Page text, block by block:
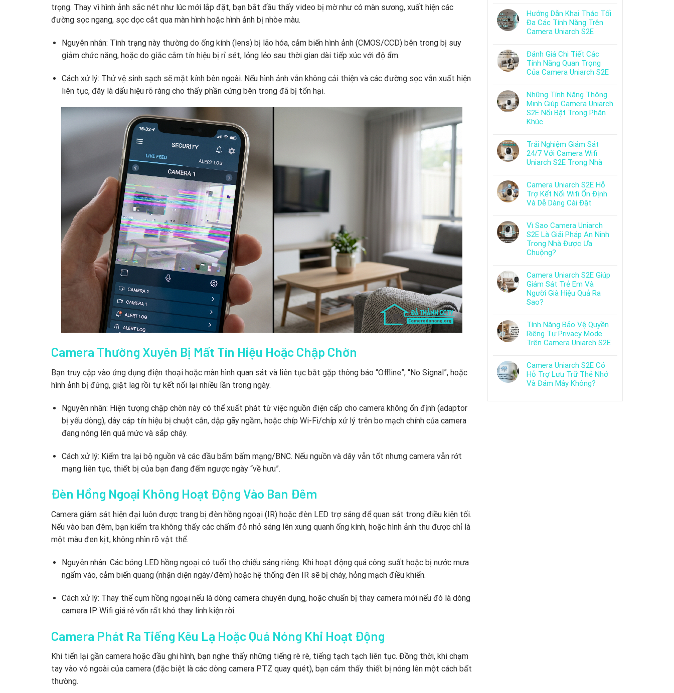
trọng. Thay vì hình ảnh sắc nét như lúc mới lắp đặt, bạn bắt đầu thấy video bị mờ như có màn sương, xuất hiện các
đường sọc ngang, sọc dọc cắt qua màn hình hoặc hình ảnh bị nhòe màu.
Nguyên nhân: Tình trạng này thường do ống kính (lens) bị lão hóa, cảm biến hình ảnh (CMOS/CCD) bên trong bị suy
giảm chức năng, hoặc do giắc cắm tín hiệu bị rỉ sét, lỏng lẻo sau thời gian dài tiếp xúc với độ ẩm.
Cách xử lý: Thử vệ sinh sạch sẽ mặt kính bên ngoài. Nếu hình ảnh vẫn không cải thiện và các đường sọc vẫn xuất hiện
liên tục, đây là dấu hiệu rõ ràng cho thấy phần cứng bên trong đã bị tổn hại.
Camera Thường Xuyên Bị Mất Tín Hiệu Hoặc Chập Chờn
Bạn truy cập vào ứng dụng điện thoại hoặc màn hình quan sát và liên tục bắt gặp thông báo “Offline”, “No Signal”, hoặc
hình ảnh bị đứng, giật lag rồi tự kết nối lại nhiều lần trong ngày.
Nguyên nhân: Hiện tượng chập chờn này có thể xuất phát từ việc nguồn điện cấp cho camera không ổn định (adaptor
bị yếu dòng), dây cáp tín hiệu bị chuột cắn, dập gãy ngầm, hoặc chíp Wi-Fi/chíp xử lý trên bo mạch chính của camera
đang nóng lên quá mức và sắp cháy.
Cách xử lý: Kiểm tra lại bộ nguồn và các đầu bấm bấm mạng/BNC. Nếu nguồn và dây vẫn tốt nhưng camera vẫn rớt
mạng liên tục, thiết bị của bạn đang đếm ngược ngày “về hưu”.
Đèn Hồng Ngoại Không Hoạt Động Vào Ban Đêm
Camera giám sát hiện đại luôn được trang bị đèn hồng ngoại (IR) hoặc đèn LED trợ sáng để quan sát trong điều kiện tối.
Nếu vào ban đêm, bạn kiểm tra không thấy các chấm đỏ nhỏ sáng lên xung quanh ống kính, hoặc hình ảnh thu được chỉ là
một màu đen kịt, không nhìn rõ vật thể.
Nguyên nhân: Các bóng LED hồng ngoại có tuổi thọ chiếu sáng riêng. Khi hoạt động quá công suất hoặc bị nước mưa
ngấm vào, cảm biến quang (nhận diện ngày/đêm) hoặc hệ thống đèn IR sẽ bị cháy, hỏng mạch điều khiển.
Cách xử lý: Thay thế cụm hồng ngoại nếu là dòng camera chuyên dụng, hoặc chuẩn bị thay camera mới nếu đó là dòng
camera IP Wifi giá rẻ vốn rất khó thay linh kiện rời.
Camera Phát Ra Tiếng Kêu Lạ Hoặc Quá Nóng Khi Hoạt Động
Khi tiến lại gần camera hoặc đầu ghi hình, bạn nghe thấy những tiếng rè rè, tiếng tạch tạch liên tục. Đồng thời, khi chạm
tay vào vỏ ngoài của camera (đặc biệt là các dòng camera PTZ quay quét), bạn cảm thấy thiết bị nóng lên một cách bất
thường.
Hướng Dẫn Khai Thác Tối
Đa Các Tính Năng Trên
Camera Uniarch S2E
Đánh Giá Chi Tiết Các
Tính Năng Quan Trọng
Của Camera Uniarch S2E
Những Tính Năng Thông
Minh Giúp Camera Uniarch
S2E Nổi Bật Trong Phân
Khúc
Trải Nghiệm Giám Sát
24/7 Với Camera Wifi
Uniarch S2E Trong Nhà
Camera Uniarch S2E Hỗ
Trợ Kết Nối Wifi Ổn Định
Và Dễ Dàng Cài Đặt
Vì Sao Camera Uniarch
S2E Là Giải Pháp An Ninh
Trong Nhà Được Ưa
Chuộng?
Camera Uniarch S2E Giúp
Giám Sát Trẻ Em Và
Người Già Hiệu Quả Ra
Sao?
Tính Năng Bảo Vệ Quyền
Riêng Tư Privacy Mode
Trên Camera Uniarch S2E
Camera Uniarch S2E Có
Hỗ Trợ Lưu Trữ Thẻ Nhớ
Và Đám Mây Không?